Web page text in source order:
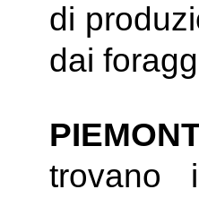
di
dai
trovano